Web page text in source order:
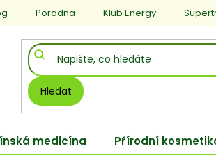
Poradna Klub Energy
Hledat
medicína Přírodní